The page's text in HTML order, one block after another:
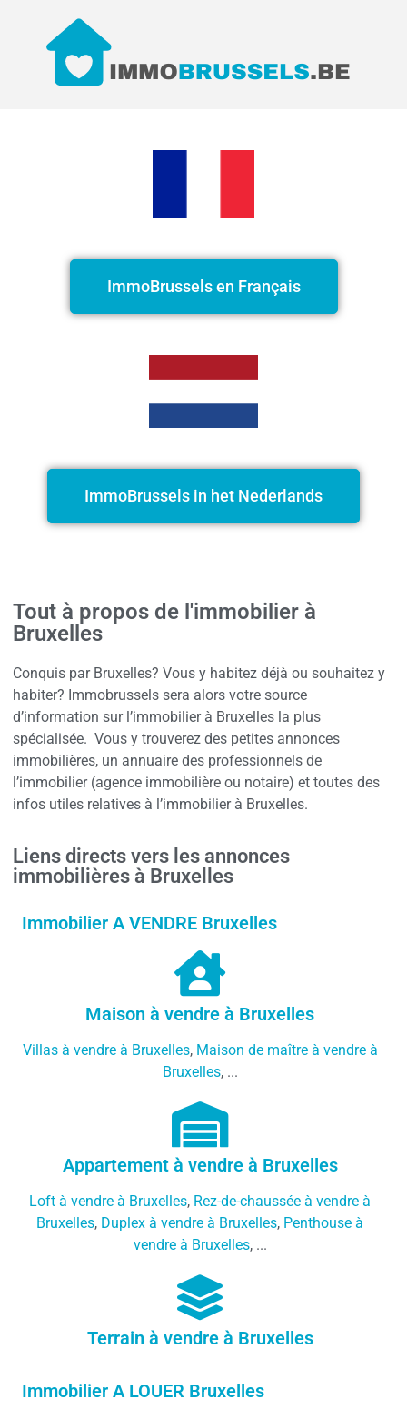
ImmoBrussels en Français
ImmoBrussels in het Nederlands
Tout à propos de l'immobilier à
Bruxelles
Conquis par Bruxelles? Vous y habitez déjà ou souhaitez y
habiter? Immobrussels sera alors votre source
d’information sur l’immobilier à Bruxelles la plus
spécialisée. Vous y trouverez des petites annonces
immobilières, un annuaire des professionnels de
l’immobilier (agence immobilière ou notaire) et toutes des
infos utiles relatives à l’immobilier à Bruxelles.
Liens directs vers les annonces
immobilières à Bruxelles
Immobilier A VENDRE Bruxelles
Maison à vendre à Bruxelles
Villas à vendre à Bruxelles, Maison de maître à vendre à
Bruxelles, ...
Appartement à vendre à Bruxelles
Loft à vendre à Bruxelles, Rez-de-chaussée à vendre à
Bruxelles, Duplex à vendre à Bruxelles, Penthouse à
vendre à Bruxelles, ...
Terrain à vendre à Bruxelles
Immobilier A LOUER Bruxelles